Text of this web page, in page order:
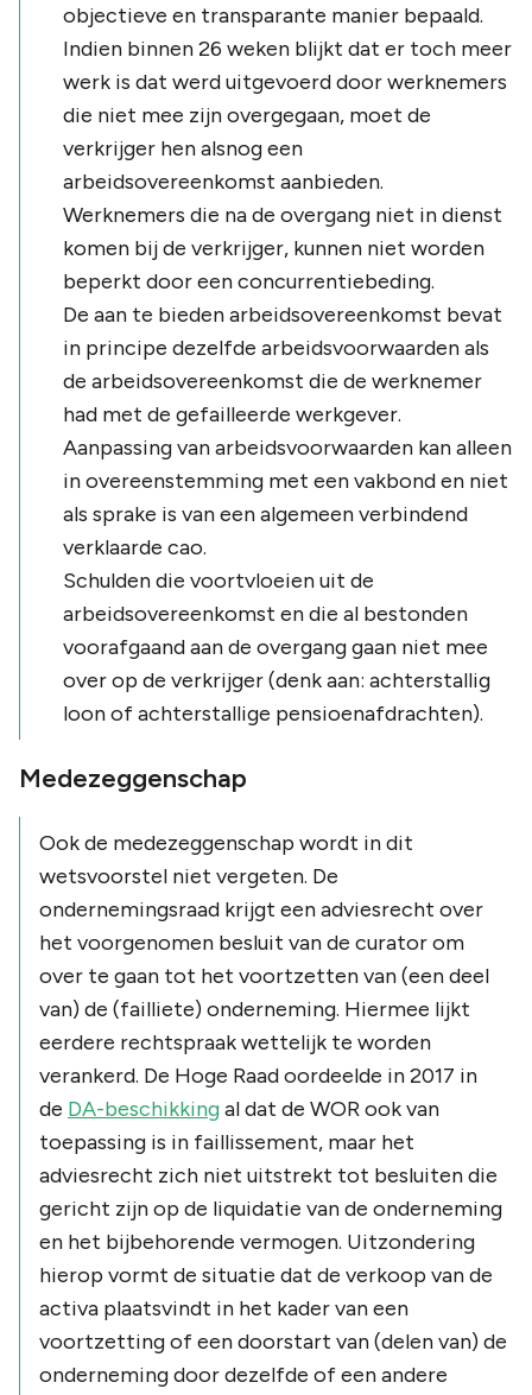
objectieve en transparante manier bepaald.
Indien binnen 26 weken blijkt dat er toch meer
werk is dat werd uitgevoerd door werknemers
die niet mee zijn overgegaan, moet de
verkrijger hen alsnog een
arbeidsovereenkomst aanbieden.
Werknemers die na de overgang niet in dienst
komen bij de verkrijger, kunnen niet worden
beperkt door een concurrentiebeding.
De aan te bieden arbeidsovereenkomst bevat
in principe dezelfde arbeidsvoorwaarden als
de arbeidsovereenkomst die de werknemer
had met de gefailleerde werkgever.
Aanpassing van arbeidsvoorwaarden kan alleen
in overeenstemming met een vakbond en niet
als sprake is van een algemeen verbindend
verklaarde cao.
Schulden die voortvloeien uit de
arbeidsovereenkomst en die al bestonden
voorafgaand aan de overgang gaan niet mee
over op de verkrijger (denk aan: achterstallig
loon of achterstallige pensioenafdrachten).
Medezeggenschap
Ook de medezeggenschap wordt in dit
wetsvoorstel niet vergeten. De
ondernemingsraad krijgt een adviesrecht over
het voorgenomen besluit van de curator om
over te gaan tot het voortzetten van (een deel
van) de (failliete) onderneming. Hiermee lijkt
eerdere rechtspraak wettelijk te worden
verankerd. De Hoge Raad oordeelde in 2017 in
de DA-beschikkingal dat de WOR ook van
toepassing is in faillissement, maar het
adviesrecht zich niet uitstrekt tot besluiten die
gericht zijn op de liquidatie van de onderneming
en het bijbehorende vermogen. Uitzondering
hierop vormt de situatie dat de verkoop van de
activa plaatsvindt in het kader van een
voortzetting of een doorstart van (delen van) de
onderneming door dezelfde of een andere